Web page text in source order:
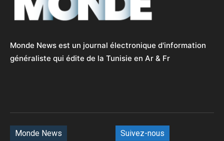
Monde News est un journal électronique d'information
généraliste qui édite de la Tunisie en Ar & Fr
Monde News Suivez-nous